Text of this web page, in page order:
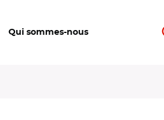
Qui sommes-nous